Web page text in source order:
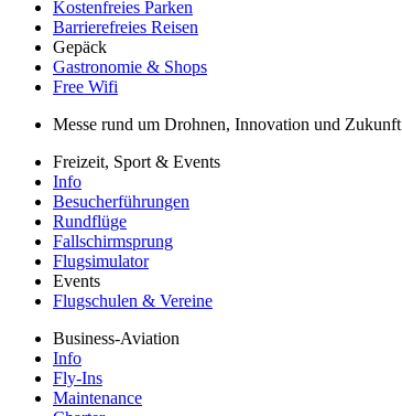
Kostenfreies Parken
Barrierefreies Reisen
Gepäck
Gastronomie & Shops
Free Wifi
Messe rund um Drohnen, Innovation und Zukunft
Freizeit, Sport & Events
Info
Besucherführungen
Rundflüge
Fallschirmsprung
Flugsimulator
Events
Flugschulen & Vereine
Business-Aviation
Info
Fly-Ins
Maintenance